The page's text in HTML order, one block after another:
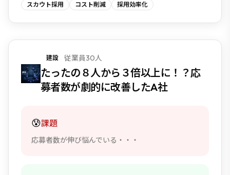
スカウト採用 コスト削減 採用効率化
建設 従業員30人
たったの８人から３倍以上に！？応
募者数が劇的に改善したA社
😰課題
応募者数が伸び悩んでいる・・・